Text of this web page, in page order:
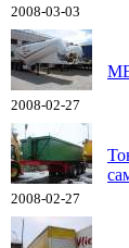
2008-03-03
2008-02-27
2008-02-27